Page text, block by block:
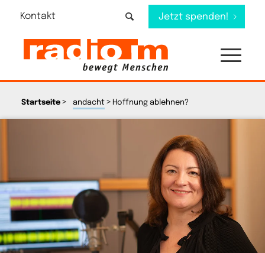
Kontakt Jetzt spenden!
Startseite> andacht> Hoffnung ablehnen?